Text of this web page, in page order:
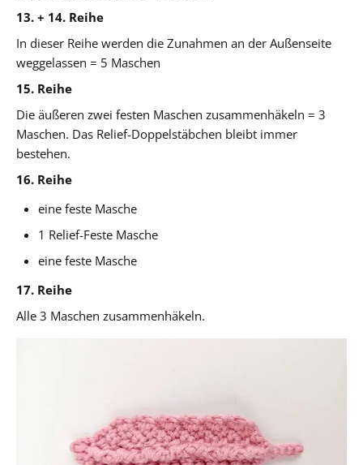
13. + 14. Reihe
In dieser Reihe werden die Zunahmen an der Außenseite
weggelassen = 5 Maschen
15. Reihe
Die äußeren zwei festen Maschen zusammenhäkeln = 3
Maschen. Das Relief-Doppelstäbchen bleibt immer
bestehen.
16. Reihe
eine feste Masche
1 Relief-Feste Masche
eine feste Masche
17. Reihe
Alle 3 Maschen zusammenhäkeln.